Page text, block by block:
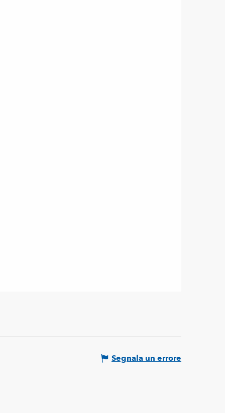
Segnala un errore